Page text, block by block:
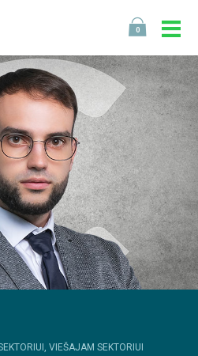
0
VIEŠAJAM SEKTORIUI